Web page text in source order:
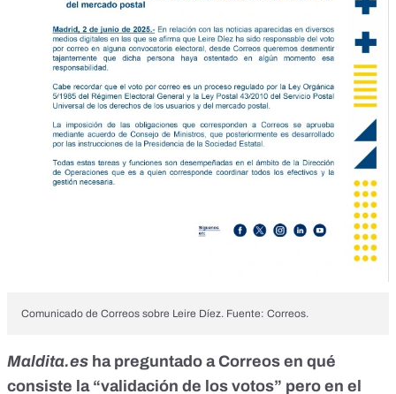
Comunicado de Correos sobre Leire Díez. Fuente: Correos.
Maldita.es ha preguntado a Correos en qué
consiste la “validación de los votos” pero en el